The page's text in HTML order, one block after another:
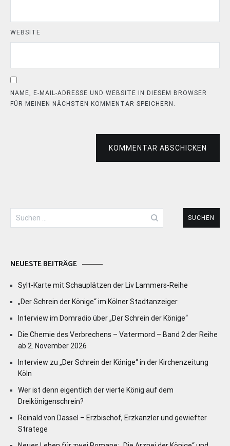
WEBSITE
NAME, E-MAIL-ADRESSE UND WEBSITE IN DIESEM BROWSER
FÜR MEINEN NÄCHSTEN KOMMENTAR SPEICHERN.
KOMMENTAR ABSCHICKEN
Suchen
nach:
NEUESTE BEITRÄGE
Sylt-Karte mit Schauplätzen der Liv Lammers-Reihe
„Der Schrein der Könige“ im Kölner Stadtanzeiger
Interview im Domradio über „Der Schrein der Könige“
Die Chemie des Verbrechens – Vatermord – Band 2 der Reihe
ab 2. November 2026
Interview zu „Der Schrein der Könige“ in der Kirchenzeitung
Köln
Wer ist denn eigentlich der vierte König auf dem
Dreikönigenschrein?
Reinald von Dassel – Erzbischof, Erzkanzler und gewiefter
Stratege